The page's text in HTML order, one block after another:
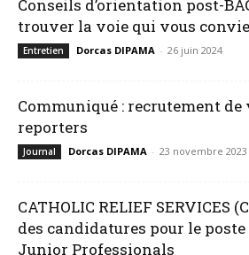
Conseils d’orientation post-
trouver la voie qui vous
Entretien Dorcas DIPAMA - 26 juin 2024
Communiqué : recrutement
reporters
Journal Dorcas DIPAMA - 23 novembre 2023
CATHOLIC RELIEF SERVICES
des candidatures pour le
Junior Professionals